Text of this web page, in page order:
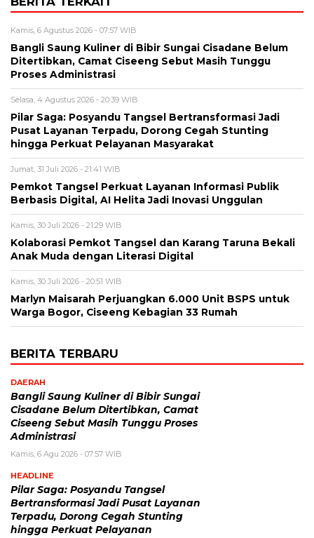
Kamis, 6 Agustus 2026 - 07:57 WIB
Bangli Saung Kuliner di Bibir Sungai Cisadane Belum
Ditertibkan, Camat Ciseeng Sebut Masih Tunggu
Proses Administrasi
Selasa, 4 Agustus 2026 - 20:39 WIB
Pilar Saga: Posyandu Tangsel Bertransformasi Jadi
Pusat Layanan Terpadu, Dorong Cegah Stunting
hingga Perkuat Pelayanan Masyarakat
Jumat, 31 Juli 2026 - 21:41 WIB
Pemkot Tangsel Perkuat Layanan Informasi Publik
Berbasis Digital, AI Helita Jadi Inovasi Unggulan
Kamis, 30 Juli 2026 - 21:29 WIB
Kolaborasi Pemkot Tangsel dan Karang Taruna Bekali
Anak Muda dengan Literasi Digital
Kamis, 30 Juli 2026 - 20:51 WIB
Marlyn Maisarah Perjuangkan 6.000 Unit BSPS untuk
Warga Bogor, Ciseeng Kebagian 33 Rumah
BERITA TERBARU
DAERAH
Bangli Saung Kuliner di Bibir Sungai
Cisadane Belum Ditertibkan, Camat
Ciseeng Sebut Masih Tunggu Proses
Administrasi
Kamis, 6 Agu 2026 - 07:57 WIB
HEADLINE
Pilar Saga: Posyandu Tangsel
Bertransformasi Jadi Pusat Layanan
Terpadu, Dorong Cegah Stunting
hingga Perkuat Pelayanan